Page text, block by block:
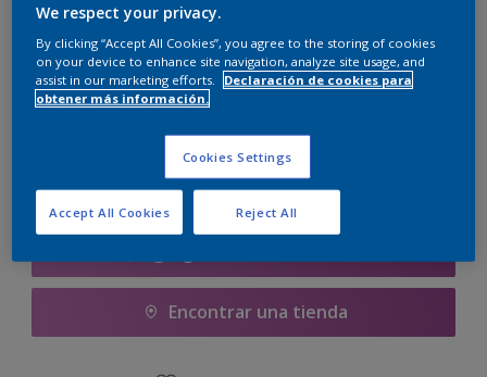
Tamaño
1 L 4 L 15 L
Calculadora de pintura
Calcular
Encontrar una tienda
We respect your privacy.
By clicking “Accept All Cookies”, you agree to the storing of cookies
on your device to enhance site navigation, analyze site usage, and
assist in our marketing efforts.
Declaración de cookies para
obtener más información.
Cookies Settings
Reject All
Accept All Cookies